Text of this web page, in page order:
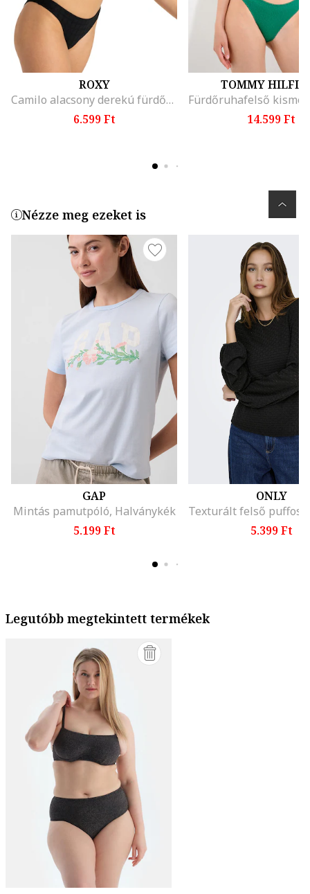
ROXY
Camilo alacsony derekú fürdőruhaalsó, Fekete
6.599 Ft
TOMMY
14.599 Ft
Nézze meg ezeket is
GAP
Mintás pamutpóló, Halványkék
5.199 Ft
ONLY
5.399 Ft
Legutóbb megtekintett termékek